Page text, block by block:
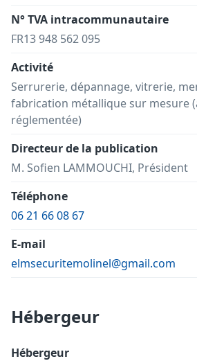
N° TVA intracommunautaire
FR13 948 562 095
Activité
Serrurerie, dépannage, vitrerie,
fabrication métallique sur mesure
réglementée)
Directeur de la publication
M. Sofien LAMMOUCHI, Président
Téléphone
06 21 66 08 67
E-mail
elmsecuritemolinel@gmail.com
Hébergeur
Hébergeur